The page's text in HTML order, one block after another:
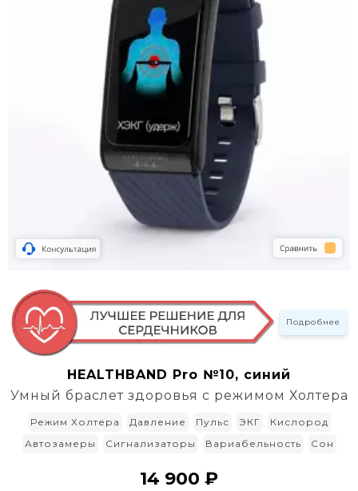
Подробнее
HEALTHBAND Pro №10, синий
Умный браслет здоровья с режимом Холтера
Режим Холтера Давление Пульс ЭКГ
Кислород
Автозамеры
Сигнализаторы Вариабельность Сон
14 900 ₽